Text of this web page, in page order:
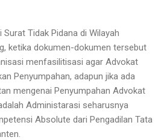
Tidak Pidana di Wilayah
ketika dokumen-dokumen tersebut
menfasilitisasi agar Advokat
Penyumpahan, adapun jika ada
mengenai Penyumpahan Advokat
Administarasi seharusnya
Absolute dari Pengadilan Tata